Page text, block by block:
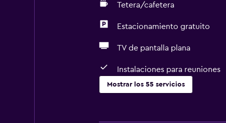
Tetera/cafetera
Estacionamiento gratuito
TV de pantalla plana
Instalaciones para reuniones
Mostrar los 55 servicios